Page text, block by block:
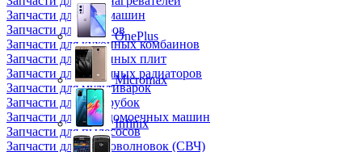
Запчасти для кофемашин
Запчасти для кулеров
Запчасти для кухонных комбаинов
Запчасти для кухонных плит
Запчасти для масляных радиаторов
Запчасти для мультиварок
Запчасти для мясорубок
Запчасти для посудомоечных машин
Запчасти для пылесосов
Запчасти для микроволновок (СВЧ)
OnePlus
Micromax
Infinix